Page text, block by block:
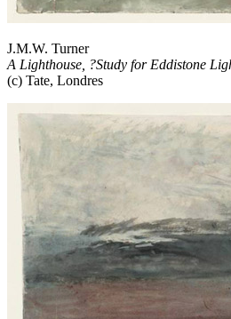
J.M.W. Turner
A Lighthouse, ?Study for Eddistone
(c) Tate, Londres